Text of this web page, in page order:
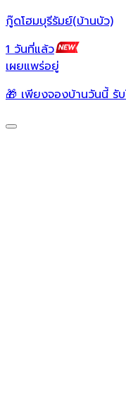
กู๊ดโฮมบุรีรัมย์(บ้านบัว)
1 วันที่แล้ว
เผยแพร่อยู่
🎁 เพียงจองบ้านวันนี้ รั